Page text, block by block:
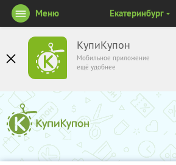
КупиКупон
Мобильное приложение
ещё удобнее
Меню Екатеринбург